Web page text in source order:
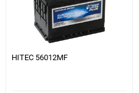
HITEC 56012MF